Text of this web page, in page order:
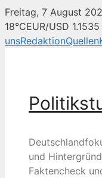
Freitag, 7 August
18°CEUR/USD
unsRedaktionQuellen
und
Faktencheck